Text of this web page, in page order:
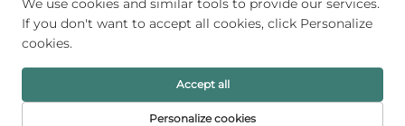
[email protected]
© 2026 A1 Packing Co., Ltd. Всички права запазени.
поверителност
We use cookies and similar tools to provide our services.
If you don't want to accept all cookies, click Personalize
cookies.
Personalize cookies
Accept all